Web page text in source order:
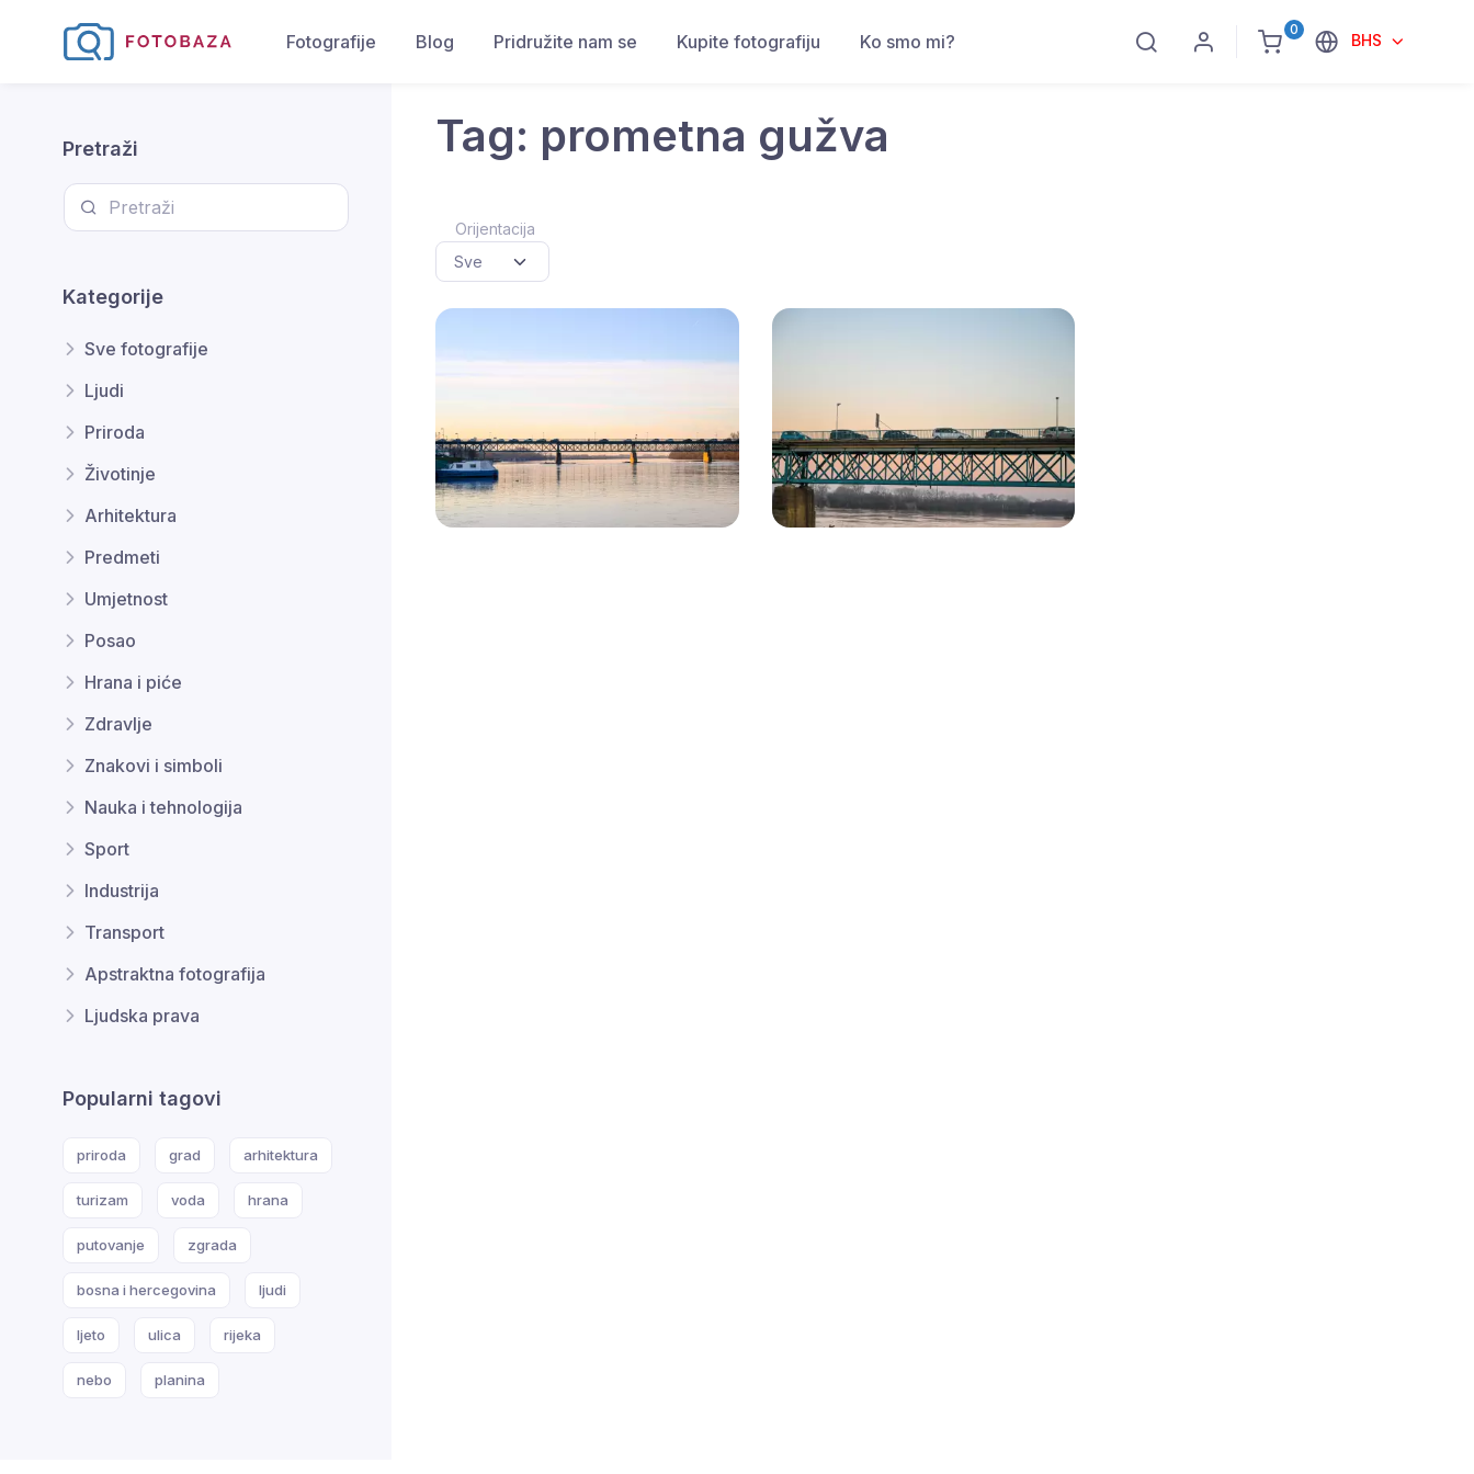
0
BHS
Fotografije Blog Pridružite nam se Kupite fotografiju Ko smo mi?
Pretraži
Kategorije
Sve fotografije
Ljudi
Priroda
Životinje
Arhitektura
Predmeti
Umjetnost
Posao
Hrana i piće
Zdravlje
Znakovi i simboli
Nauka i tehnologija
Sport
Industrija
Transport
Apstraktna fotografija
Ljudska prava
Popularni tagovi
priroda grad arhitektura
turizam voda hrana
putovanje zgrada
bosna i hercegovina ljudi
ljeto ulica rijeka
nebo planina
Tag: prometna gužva
Orijentacija